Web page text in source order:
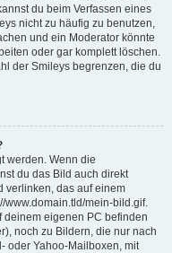
du beim Verfassen eines
nicht zu häufig zu benutzen,
und ein Moderator könnte
oder gar komplett löschen.
der Smileys begrenzen, die du
werden. Wenn die
du das Bild auch direkt
verlinken, das auf einem
www.domain.tld/mein-bild.gif.
deinem eigenen PC befinden
noch zu Bildern, die nur nach
oder Yahoo-Mailboxen, mit